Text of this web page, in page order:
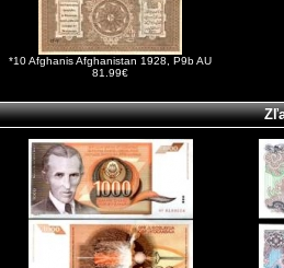
*10 Afghanis Afghanistan 1928, P9b AU
81.99€